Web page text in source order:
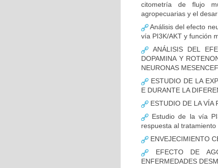
citometría de flujo
agropecuarias y el
Análisis del efecto
vía PI3K/AKT y función
ANÁLISIS DEL
DOPAMINA Y
NEURONAS
ESTUDIO DE LA
E DURANTE LA
ESTUDIO DE LA VÍA
Estudio de la vía
respuesta al tratamiento
ENVEJECIMIENTO
EFECTO DE
ENFERMEDADES